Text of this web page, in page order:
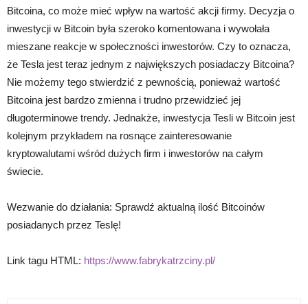
Bitcoina, co może mieć wpływ na wartość akcji firmy. Decyzja o
inwestycji w Bitcoin była szeroko komentowana i wywołała
mieszane reakcje w społeczności inwestorów. Czy to oznacza,
że Tesla jest teraz jednym z największych posiadaczy Bitcoina?
Nie możemy tego stwierdzić z pewnością, ponieważ wartość
Bitcoina jest bardzo zmienna i trudno przewidzieć jej
długoterminowe trendy. Jednakże, inwestycja Tesli w Bitcoin jest
kolejnym przykładem na rosnące zainteresowanie
kryptowalutami wśród dużych firm i inwestorów na całym
świecie.
Wezwanie do działania: Sprawdź aktualną ilość Bitcoinów
posiadanych przez Teslę!
Link tagu HTML: https://www.fabrykatrzciny.pl/